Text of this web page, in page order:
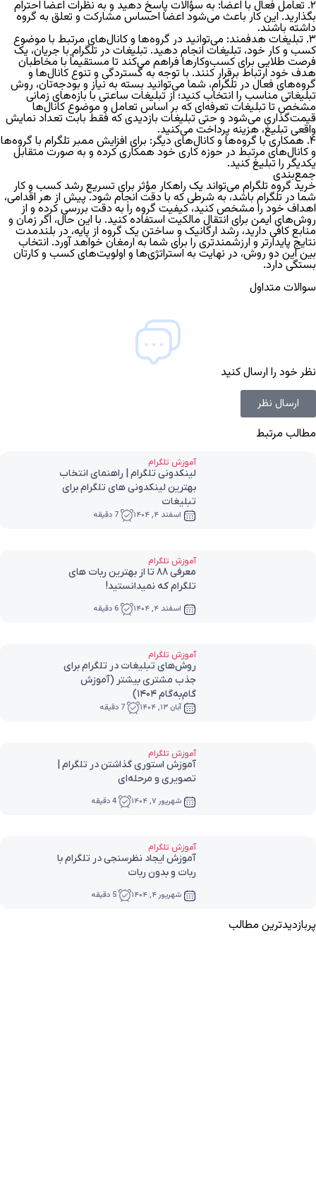
۲. تعامل فعال با اعضا: به سؤالات پاسخ دهید و به نظرات اعضا احترام
بگذارید. این کار باعث می‌شود اعضا احساس مشارکت و تعلق به گروه
داشته باشند.
۳. تبلیغات هدفمند: می‌توانید در گروه‌ها و کانال‌های مرتبط با موضوع
کسب و کار خود، تبلیغات انجام دهید. تبلیغات در تلگرامبا جریان، یک
فرصت طلایی برای کسب‌وکارها فراهم می‌کند تا مستقیماً با مخاطبان
هدف خود ارتباط برقرار کنند. با توجه به گستردگی و تنوع کانال‌ها و
گروه‌های فعال در تلگرام، شما می‌توانید بسته به نیاز و بودجه‌تان، روش
تبلیغاتی مناسب را انتخاب کنید؛ از تبلیغات ساعتی با بازه‌های زمانی
مشخص تا تبلیغات تعرفه‌ای که بر اساس تعامل و موضوع کانال‌ها
قیمت‌گذاری می‌شود و حتی تبلیغات بازدیدی که فقط بابت تعداد نمایش
واقعی تبلیغ، هزینه پرداخت می‌کنید.
۴. همکاری با گروه‌ها و کانال‌های دیگر: برای افزایش ممبر تلگرام با گروه‌ها
و کانال‌های مرتبط در حوزه کاری خود همکاری کرده و به صورت متقابل
یکدیگر را تبلیغ کنید.
جمع‌بندی
خرید گروه تلگرام می‌تواند یک راهکار مؤثر برای تسریع رشد کسب و کار
شما در تلگرام باشد، به شرطی که با دقت انجام شود. پیش از هر اقدامی،
اهداف خود را مشخص کنید، کیفیت گروه را به دقت بررسی کرده و از
روش‌های ایمن برای انتقال مالکیت استفاده کنید. با این حال، اگر زمان و
منابع کافی دارید، رشد ارگانیک و ساختن یک گروه از پایه، در بلندمدت
نتایج پایدارتر و ارزشمندتری را برای شما به ارمغان خواهد آورد. انتخاب
بین این دو روش، در نهایت به استراتژی‌ها و اولویت‌های کسب و کارتان
بستگی دارد.
سوالات متداول
نظر خود را ارسال کنید
ارسال نظر
مطالب مرتبط
آموزش تلگرام
لینکدونی تلگرام | راهنمای انتخاب
بهترین لینکدونی های تلگرام برای
تبلیغات
اسفند ۴, ۱۴۰۴ 7 دقیقه
آموزش تلگرام
معرفی 88 تا از بهترین ربات های
تلگرام که نمیدانستید!
اسفند ۴, ۱۴۰۴ 6 دقیقه
آموزش تلگرام
روش‌های تبلیغات در تلگرام برای
جذب مشتری بیشتر (آموزش
گام‌به‌گام ۱۴۰۴)
آبان ۱۳, ۱۴۰۴ 7 دقیقه
آموزش تلگرام
آموزش استوری گذاشتن در تلگرام |
تصویری و مرحله‌ای
شهریور ۷, ۱۴۰۴ 4 دقیقه
آموزش تلگرام
آموزش ایجاد نظرسنجی در تلگرام با
ربات و بدون ربات
شهریور ۴, ۱۴۰۴ 5 دقیقه
پربازدیدترین مطالب